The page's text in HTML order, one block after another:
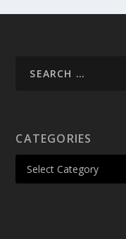
CATEGORIES